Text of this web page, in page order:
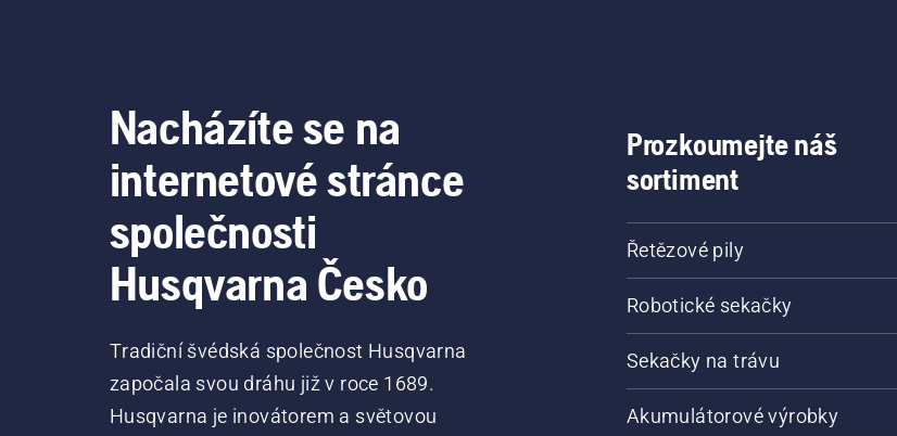
Nacházíte se na
internetové stránce
společnosti
Husqvarna Česko
Tradiční švédská společnost Husqvarna
započala svou dráhu již v roce 1689.
Husqvarna je inovátorem a světovou
Prozkoumejte náš
sortiment
Řetězové pily
Robotické sekačky
Sekačky na trávu
Akumulátorové výrobky